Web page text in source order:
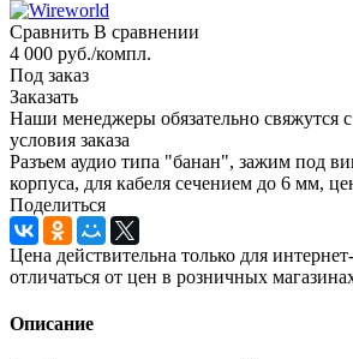
Сравнить В сравнении
4 000 руб./компл.
Под заказ
Заказать
Наши менеджеры обязательно свяжутся
условия заказа
Разъем аудио типа "банан", зажим под
корпуса, для кабеля сечением до 6 мм,
Поделиться
Цена действительна только для
отличаться от цен в розничных
Описание